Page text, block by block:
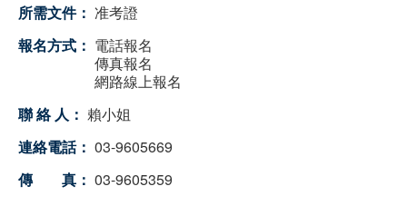
所需文件： 准考證
報名方式： 電話報名
傳真報名
網路線上報名
聯 絡 人： 賴小姐
連絡電話： 03-9605669
傳 真： 03-9605359